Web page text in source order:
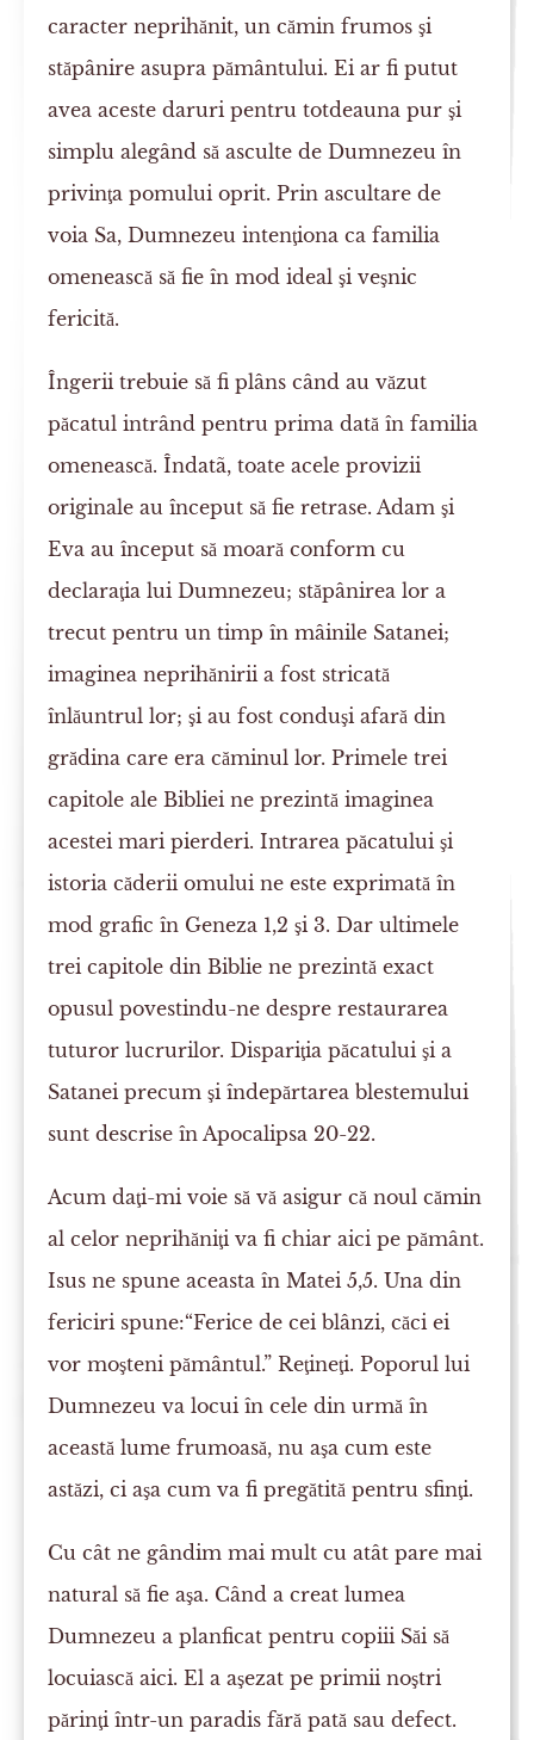
caracter neprihănit, un cămin frumos şi
stăpânire asupra pământului. Ei ar fi putut
avea aceste daruri pentru totdeauna pur şi
simplu alegând să asculte de Dumnezeu în
privinţa pomului oprit. Prin ascultare de
voia Sa, Dumnezeu intenţiona ca familia
omenească să fie în mod ideal şi veşnic
fericită.
Îngerii trebuie să fi plâns când au văzut
păcatul intrând pentru prima dată în familia
omenească. Îndatã, toate acele provizii
originale au început să fie retrase. Adam şi
Eva au început să moară conform cu
declaraţia lui Dumnezeu; stăpânirea lor a
trecut pentru un timp în mâinile Satanei;
imaginea neprihănirii a fost stricată
înlăuntrul lor; şi au fost conduşi afară din
grădina care era căminul lor. Primele trei
capitole ale Bibliei ne prezintă imaginea
acestei mari pierderi. Intrarea păcatului şi
istoria căderii omului ne este exprimată în
mod grafic în Geneza 1,2 şi 3. Dar ultimele
trei capitole din Biblie ne prezintă exact
opusul povestindu-ne despre restaurarea
tuturor lucrurilor. Dispariţia păcatului şi a
Satanei precum şi îndepărtarea blestemului
sunt descrise în Apocalipsa 20-22.
Acum daţi-mi voie să vă asigur că noul cămin
al celor neprihăniţi va fi chiar aici pe pământ.
Isus ne spune aceasta în Matei 5,5. Una din
fericiri spune:“Ferice de cei blânzi, căci ei
vor moşteni pământul.” Reţineţi. Poporul lui
Dumnezeu va locui în cele din urmă în
această lume frumoasă, nu aşa cum este
astăzi, ci aşa cum va fi pregătită pentru sfinţi.
Cu cât ne gândim mai mult cu atât pare mai
natural să fie aşa. Când a creat lumea
Dumnezeu a planficat pentru copiii Săi să
locuiască aici. El a aşezat pe primii noştri
părinţi într-un paradis fără pată sau defect.